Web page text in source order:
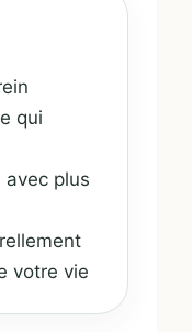
qui
avec plus
votre vie